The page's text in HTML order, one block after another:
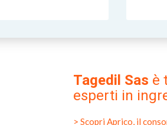
Tagedil Sas è
esperti in
> Scopri Aprico, il